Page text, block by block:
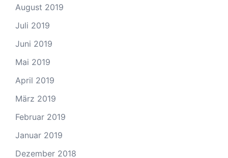
August 2019
Juli 2019
Juni 2019
Mai 2019
April 2019
März 2019
Februar 2019
Januar 2019
Dezember 2018